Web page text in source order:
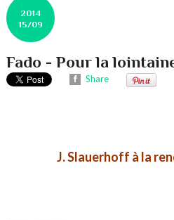
2014
15/09
Fado - Pour la
Share
J. Slauerhoff à la